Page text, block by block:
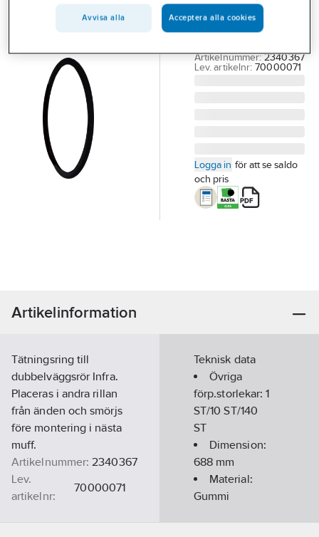
688/600
TÄTNINGSRING
Artikelnummer: 2340367
Lev. artikelnr: 70000071
Logga in för att se saldo
och pris
Artikelinformation
Tätningsring till
dubbelväggsrör Infra.
Placeras i andra rillan
från änden och smörjs
före montering i nästa
muff.
Artikelnummer: 2340367
Lev.
artikelnr:
70000071
9010459115720
Teknisk data
Övriga
förp.storlekar:1
ST/10 ST/140
ST
Dimension:
688 mm
Material:
Gummi
Avvisa alla Acceptera alla cookies